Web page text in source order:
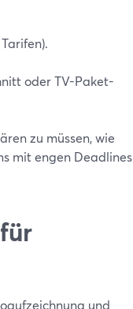
oder TV-Paket-
zu müssen, wie
mit engen Deadlines
und